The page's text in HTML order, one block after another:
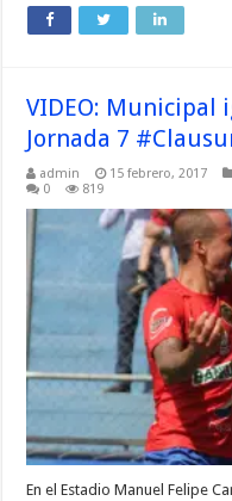
VIDEO: Municipal
Jornada 7
admin 15 febrero, 2017
0
819
En el Estadio Manuel Felipe